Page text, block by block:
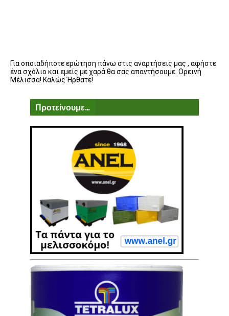
Για οποιαδήποτε ερώτηση πάνω στις αναρτήσεις μας , αφήστε
ένα σχόλιο και εμείς με χαρά θα σας απαντήσουμε. Ορεινή
Μέλισσα! Καλώς Ήρθατε!
Προτείνουμε...